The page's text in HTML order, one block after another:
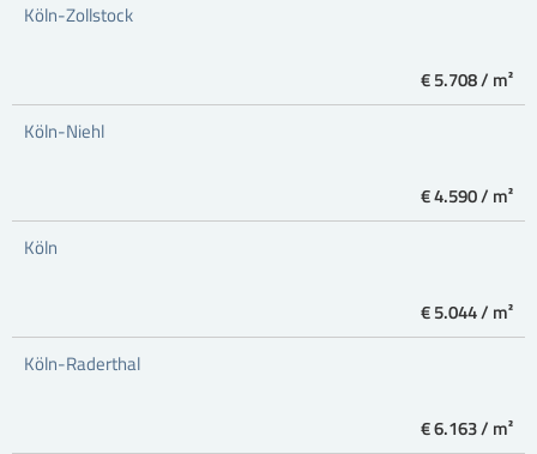
Köln-Zollstock
€ 5.708 / m²
Köln-Niehl
€ 4.590 / m²
Köln
€ 5.044 / m²
Köln-Raderthal
€ 6.163 / m²